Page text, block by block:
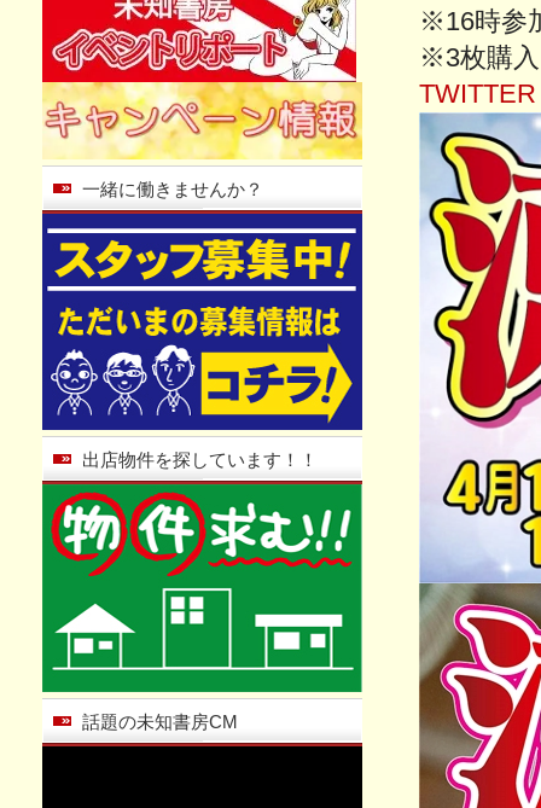
※16時参
※3枚購
TWITTER
一緒に働きませんか？
出店物件を探しています！！
話題の未知書房CM